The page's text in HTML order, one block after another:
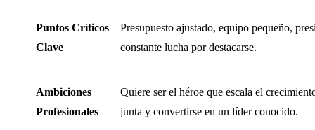
Puntos Críticos
Clave
Presupuesto ajustado, equipo pequeño,
constante lucha por destacarse.
Ambiciones
Profesionales
Quiere ser el héroe que escala el
junta y convertirse en un líder conocido.